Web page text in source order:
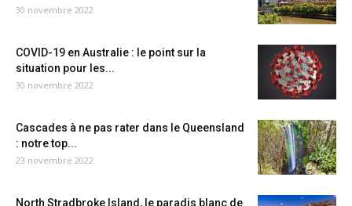
30 novembre 2022
COVID-19 en Australie : le point sur la
situation pour les...
30 novembre 2022
Cascades à ne pas rater dans le Queensland
: notre top...
23 novembre 2022
North Stradbroke Island, le paradis blanc de